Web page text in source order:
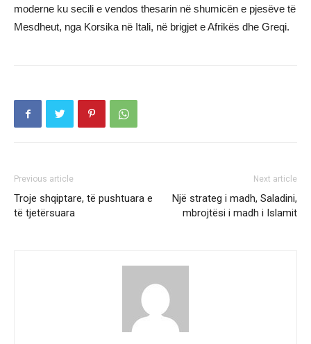
moderne ku secili e vendos thesarin në shumicën e pjesëve të
Mesdheut, nga Korsika në Itali, në brigjet e Afrikës dhe Greqi.
Previous article
Troje shqiptare, të pushtuara e
të tjetërsuara
Next article
Një strateg i madh, Saladini,
mbrojtësi i madh i Islamit